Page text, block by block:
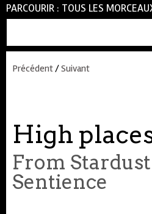
PARCOURIR : TOUS LES
Précédent/Suivant
High
From
Sentience